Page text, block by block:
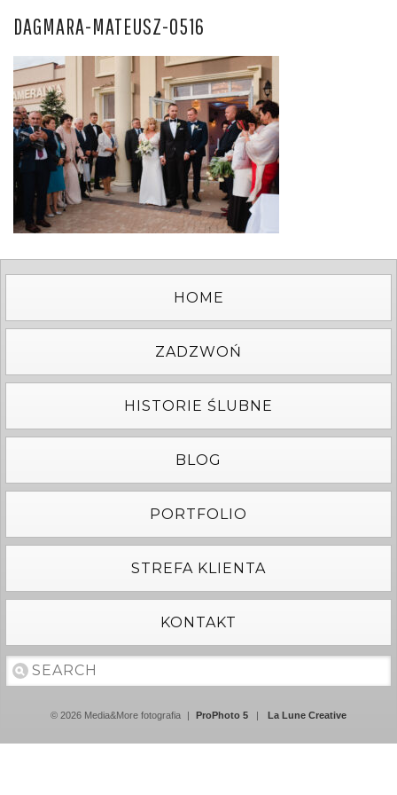
DAGMARA-MATEUSZ-0516
HOME
ZADZWOŃ
HISTORIE ŚLUBNE
BLOG
PORTFOLIO
STREFA KLIENTA
KONTAKT
© 2026 Media&More fotografia ProPhoto 5 La Lune Creative